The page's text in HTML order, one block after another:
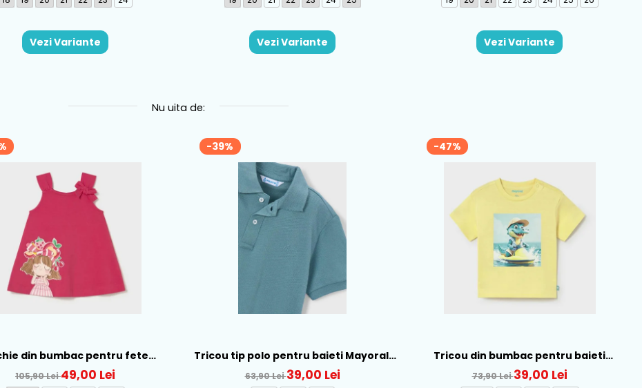
Vezi Variante Vezi Variante Vezi Variante
Nu uita de:
din bumbac pentru fete
Mayoral, Rosu - 1930-069
105,90 Lei49,00 Lei
-39%
Tricou tip polo pentru baieti Mayoral,
Verde - 150-12
63,90 Lei39,00 Lei
-47%
Tricou din bumbac pentru baieti
Mayoral, Galben - 1015-22
73,90 Lei39,00 Lei